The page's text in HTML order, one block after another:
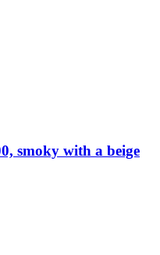
smoky with a beige